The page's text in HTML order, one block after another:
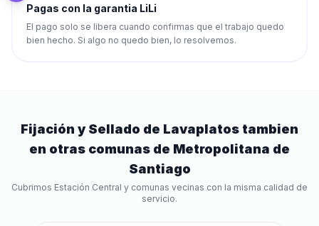
Pagas con la garantia LiLi
El pago solo se libera cuando confirmas que el trabajo quedo
bien hecho. Si algo no quedo bien, lo resolvemos.
Fijación y Sellado de Lavaplatos tambien
en otras comunas de Metropolitana de
Santiago
Cubrimos Estación Central y comunas vecinas con la misma calidad de
servicio.